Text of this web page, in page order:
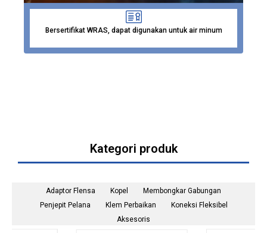
Bersertifikat WRAS, dapat digunakan untuk air minum
Kategori produk
Adaptor Flensa Kopel
Membongkar Gabungan
Penjepit Pelana
Klem Perbaikan
Koneksi Fleksibel
Aksesoris